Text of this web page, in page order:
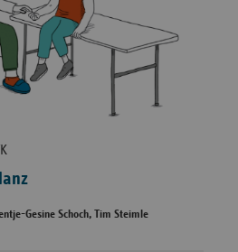
Gesine Schoch, Tim Steimle